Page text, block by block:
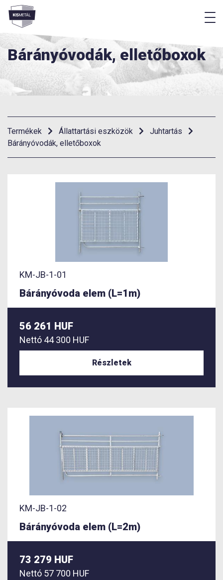
Menü
Bárányóvodák, elletőboxok
Termékek Állattartási eszközök
Juhtartás
Bárányóvodák, elletőboxok
KM-JB-1-01
Bárányóvoda elem (L=1m)
56 261 HUF
Nettó 44 300 HUF
Részletek
KM-JB-1-02
Bárányóvoda elem (L=2m)
73 279 HUF
Nettó 57 700 HUF